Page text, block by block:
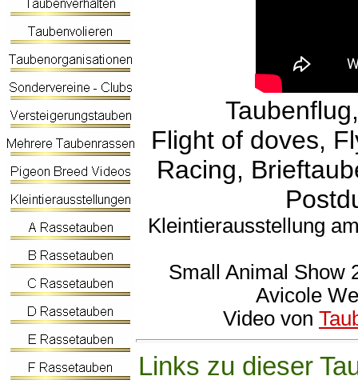
Flight of doves,
Racing,
Kleintierausstellung
Small Animal Show
Avicole
Video von
Links zu dieser